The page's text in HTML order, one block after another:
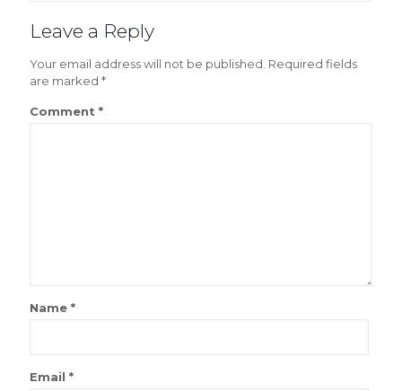
Leave a Reply
Your email address will not be published. Required fields
are marked *
Comment *
Name *
Email *